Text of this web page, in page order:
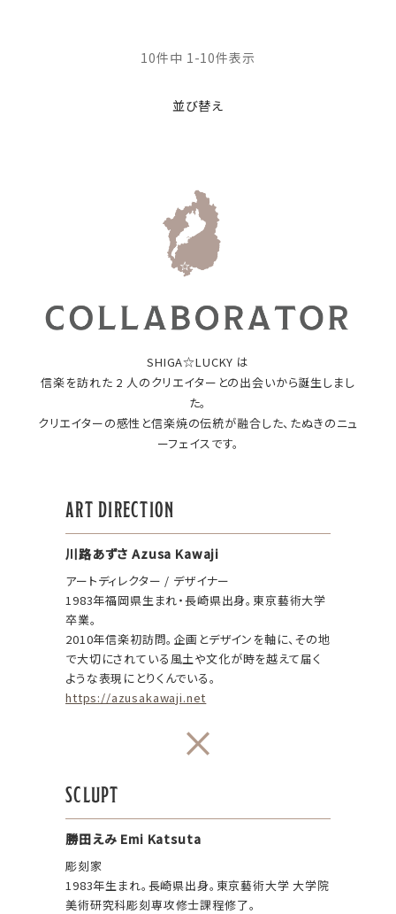
並び替え
10件中 1 -10件表示
SHIGA☆LUCKY は
信楽を訪れた 2 人のクリエイターとの出会いから誕生しまし
た。
クリエイターの感性と信楽焼の伝統が融合した、たぬきのニュ
ーフェイスです。
ART DIRECTION
川路あずさ Azusa Kawaji
アートディレクター / デザイナー
1983年福岡県生まれ・長崎県出身。東京藝術大学
卒業。
2010年信楽初訪問。企画とデザインを軸に、その地
で大切にされている風土や文化が時を越えて届く
ような表現にとりくんでいる。
https://azusakawaji.net
×
SCLUPT
勝田えみ Emi Katsuta
彫刻家
1983年生まれ。長崎県出身。東京藝術大学 大学院
美術研究科彫刻専攻修士課程修了。